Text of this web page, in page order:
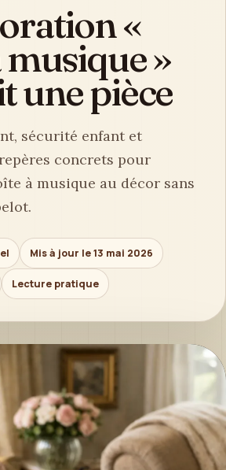
«
»
une pièce
sécurité enfant et
concrets pour
à musique au décor sans
Mis à jour le 13 mai 2026
Lecture pratique